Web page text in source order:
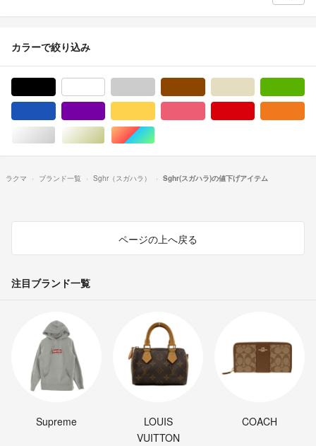
カラーで絞り込み
シルバー/銀色系ゴールド/金色系マルチカラー
ラクマ ブランド一覧 Sghr（スガハラ） Sghr(スガハラ)の値下げアイテム
ページの上へ戻る
注目ブランド一覧
Supreme
LOUIS
VUITTON
COACH